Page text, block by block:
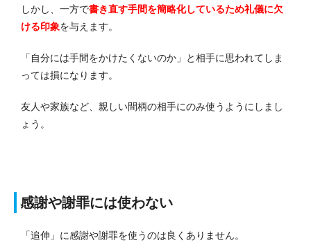
しかし、一方で書き直す手間を簡略化しているため礼儀に欠
ける印象を与えます。
「自分には手間をかけたくないのか」と相手に思われてしま
っては損になります。
友人や家族など、親しい間柄の相手にのみ使うようにしまし
ょう。
感謝や謝罪には使わない
「追伸」に感謝や謝罪を使うのは良くありません。